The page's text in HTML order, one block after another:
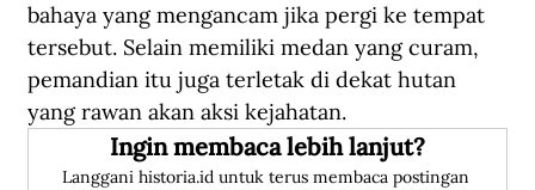
bahaya yang mengancam jika pergi ke tempat
tersebut. Selain memiliki medan yang curam,
pemandian itu juga terletak di dekat hutan
yang rawan akan aksi kejahatan.
Ingin membaca lebih lanjut?
Langgani historia.id untuk terus membaca postingan